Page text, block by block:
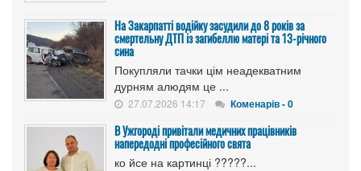
На Закарпатті водійку засудили до 8 років за
смертельну ДТП із загибеллю матері та 13-річного
сина
Покупляли тачки цім неадекватним
дурням алюдям це ...
27.07.2026 14:17 Коменарів - 0
В Ужгороді привітали медичних працівників
напередодні професійного свята
ко йсе на картинці ?????...